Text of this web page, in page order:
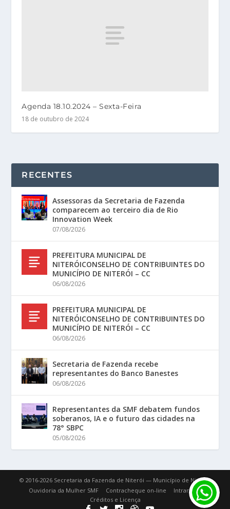
Agenda 18.10.2024 – Sexta-Feira
18 de outubro de 2024
RECENTES
Assessoras da Secretaria de Fazenda
comparecem ao terceiro dia de Rio
Innovation Week
07/08/2026
PREFEITURA MUNICIPAL DE
NITERÓICONSELHO DE CONTRIBUINTES DO
MUNICÍPIO DE NITERÓI – CC
06/08/2026
PREFEITURA MUNICIPAL DE
NITERÓICONSELHO DE CONTRIBUINTES DO
MUNICÍPIO DE NITERÓI – CC
06/08/2026
Secretaria de Fazenda recebe
representantes do Banco Banestes
06/08/2026
Representantes da SMF debatem fundos
soberanos, IA e o futuro das cidades na
78° SBPC
05/08/2026
© 2016-2026 Secretaria da Fazenda de Niterói — Município de Niterói.
Ouvidoria da Mulher SMF
Contracheque on-line
Intranet
Créditos e Licença